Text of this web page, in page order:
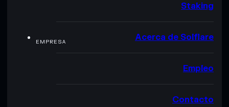
Staking
EMPRESA Acerca de Solflare
Empleo
Contacto